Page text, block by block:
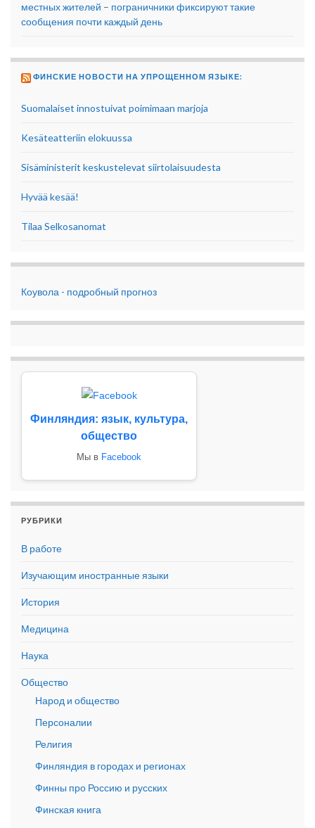
местных жителей – пограничники фиксируют такие
сообщения почти каждый день
ФИНСКИЕ НОВОСТИ НА УПРОЩЕННОМ ЯЗЫКЕ:
Suomalaiset innostuivat poimimaan marjoja
Kesäteatteriin elokuussa
Sisäministerit keskustelevat siirtolaisuudesta
Hyvää kesää!
Tilaa Selkosanomat
Коувола - подробный прогноз
Финляндия: язык, культура,
общество
Мы в Facebook
РУБРИКИ
В работе
Изучающим иностранные языки
История
Медицина
Наука
Общество
Народ и общество
Персоналии
Религия
Финляндия в городах и регионах
Финны про Россию и русских
Финская книга